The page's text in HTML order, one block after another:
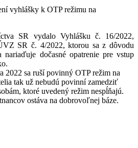
SR vydalo Vyhlášku č. 16/2022,
SR č. 4/2022, ktorou sa z dôvodu
nariaďuje dočasné opatrenie pre vstup
2022 sa ruší povinný OTP režim na
tak už nebudú povinní zamedziť
ktoré uvedený režim nespĺňajú.
ostáva na dobrovoľnej báze.